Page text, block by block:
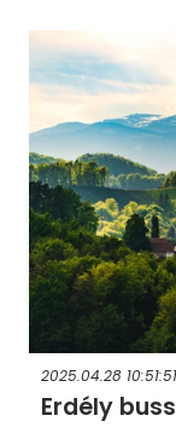
2025.04.28 10:51:51
Erdély